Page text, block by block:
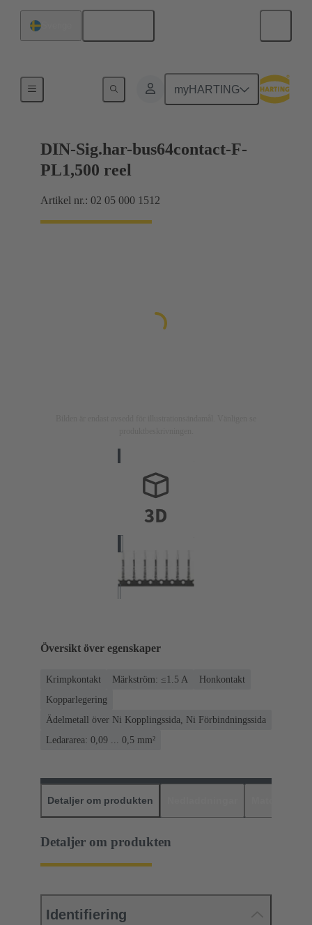
myHARTING
DIN-Sig.har-bus64contact-F-
PL1,500 reel
Artikel nr.: 02 05 000 1512
Översikt över egenskaper
Krimpkontakt Märkström: ≤1.5 A
Honkontakt
Kopparlegering
Ädelmetall över Ni Kopplingssida, Ni Förbindningssida
Ledararea: 0,09 ... 0,5 mm²
Detaljer om produkten
Detaljer om produkten
Identifiering